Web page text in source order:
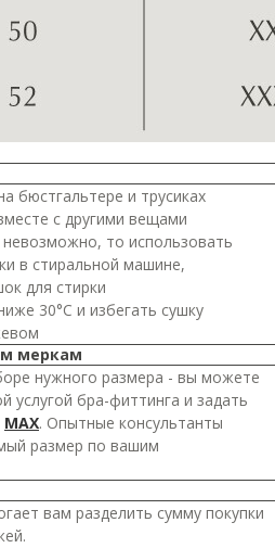
бюстгальтере и трусиках
с другими вещами
невозможно, то использовать
в стиральной машине,
для стирки
30°C и избегать сушку
меркам
нужного размера - вы можете
услугой бра-фиттинга и задать
MAX. Опытные консультанты
размер по вашим
вам разделить сумму покупки